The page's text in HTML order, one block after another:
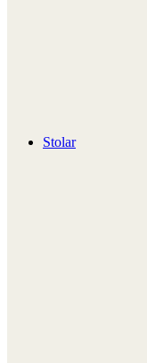
Stolar